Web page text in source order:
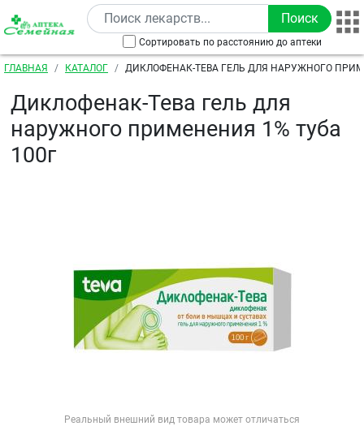
Перейти к основному содержанию
Сортировать по расстоянию до аптеки
Строка навигации
ГЛАВНАЯ КАТАЛОГ
ДИКЛОФЕНАК-ТЕВА ГЕЛЬ ДЛЯ НАРУЖНОГО
Диклофенак-Тева гель для
наружного применения 1% туба
100г
Реальный внешний вид товара может отличаться